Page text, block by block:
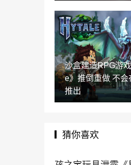
沙盒建造RPG游
e》推倒重做 不会
推出
猜你喜欢